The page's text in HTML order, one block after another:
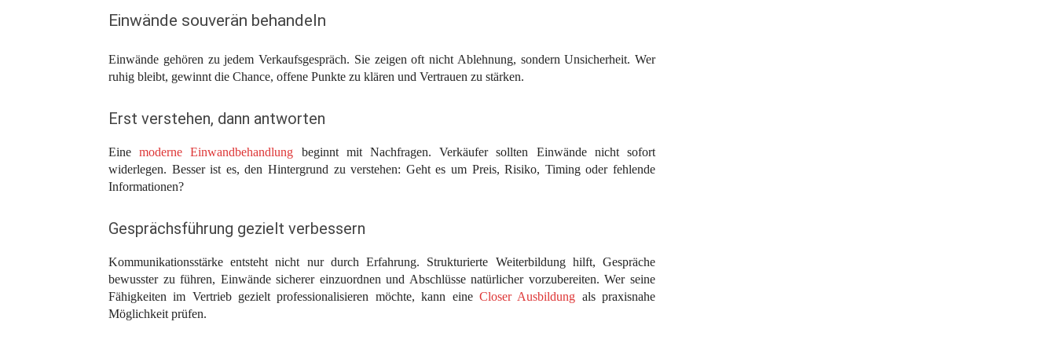
Einwände souverän behandeln
Einwände gehören zu jedem Verkaufsgespräch. Sie zeigen oft nicht Ablehnung, sondern Unsicherheit. Wer
ruhig bleibt, gewinnt die Chance, offene Punkte zu klären und Vertrauen zu stärken.
Erst verstehen, dann antworten
Eine moderne Einwandbehandlung beginnt mit Nachfragen. Verkäufer sollten Einwände nicht sofort
widerlegen. Besser ist es, den Hintergrund zu verstehen: Geht es um Preis, Risiko, Timing oder fehlende
Informationen?
Gesprächsführung gezielt verbessern
Kommunikationsstärke entsteht nicht nur durch Erfahrung. Strukturierte Weiterbildung hilft, Gespräche
bewusster zu führen, Einwände sicherer einzuordnen und Abschlüsse natürlicher vorzubereiten. Wer seine
Fähigkeiten im Vertrieb gezielt professionalisieren möchte, kann eineCloser Ausbildung als praxisnahe
Möglichkeit prüfen.